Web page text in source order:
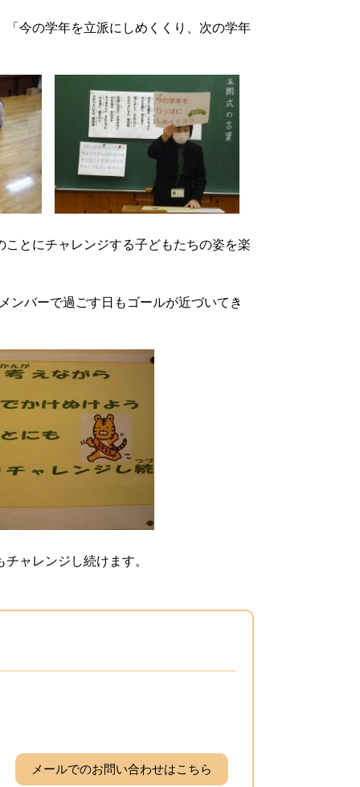
今の学年を立派にしめくくり、次の学年
とにチャレンジする子どもたちの姿を楽
ンバーで過ごす日もゴールが近づいてき
ャレンジし続けます。
メールでのお問い合わせはこちら